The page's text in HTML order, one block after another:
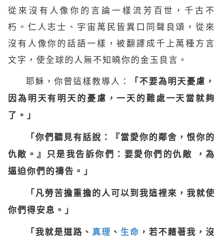
從來沒有人像你的言論一樣流芳百世，千古不
朽。仁人志士、宇宙萬民皆異口同聲良頌，從來
沒有人像你的話語一樣，被翻譯成千上萬種方言
文字，使全球的人無不知曉你的金玉良言。
耶穌，你曾這樣教導人：
「不要為明天憂慮，
因為明天有明天的憂慮，一天的難處一天當就夠
了。」
「你們聽見有話說：『當愛你的鄰舍，恨你的
仇敵。』只是我告訴你們：要愛你們的仇敵 ，為
逼迫你們的禱告 。」
「凡勞苦擔重擔的人可以到我這裡來，我就使
你們得安息。」
「我就是道路、 真理 、 生命 ，若不藉著我，沒